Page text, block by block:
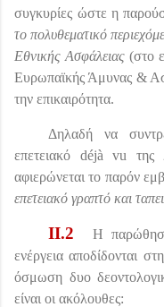
συγκυρίες ώστε η
το πολυθεματικό
Εθνικής Ασφάλειας (στο
Ευρωπαϊκής Άμυνας &
την επικαιρότητα.
Δηλαδή να
επετειακό déjàvu της
αφιερώνεται το παρόν
επετειακό γραπτό και
II.2
Η
ενέργεια αποδίδονται
όσμωση δυο
είναι οι ακόλουθες: